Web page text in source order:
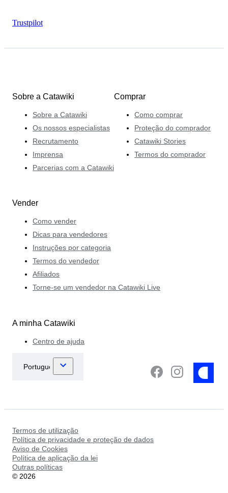
Trustpilot
Sobre a Catawiki
Sobre a Catawiki
Os nossos especialistas
Recrutamento
Imprensa
Parcerias com a Catawiki
Comprar
Como comprar
Proteção do comprador
Catawiki Stories
Termos do comprador
Vender
Como vender
Dicas para vendedores
Instruções por categoria
Termos do vendedor
Afiliados
Torne-se um vendedor na Catawiki Live
A minha Catawiki
Centro de ajuda
Termos de utilização
Política de privacidade e proteção de dados
Aviso de Cookies
Política de aplicação da lei
Outras políticas
© 2026